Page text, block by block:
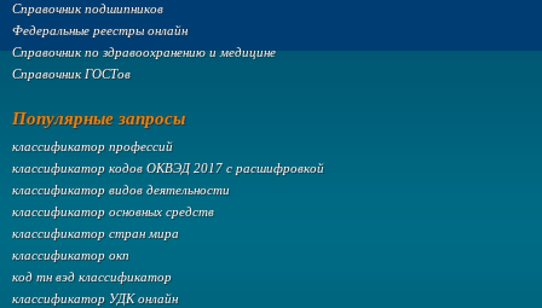
Справочник подшипников
Федеральные реестры онлайн
Справочник по здравоохранению и медицине
Справочник ГОСТов
Популярные запросы
классификатор профессий
классификатор кодов ОКВЭД 2017 с расшифровкой
классификатор видов деятельности
классификатор основных средств
классификатор стран мира
классификатор окп
код тн вэд классификатор
классификатор УДК онлайн